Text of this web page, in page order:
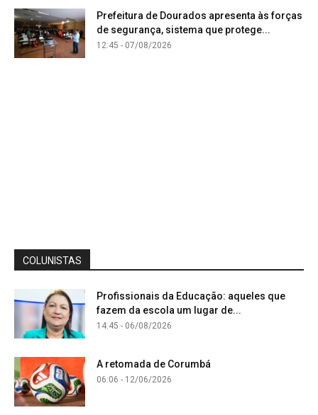
Prefeitura de Dourados apresenta às forças
de segurança, sistema que protege...
12:45 - 07/08/2026
COLUNISTAS
Profissionais da Educação: aqueles que
fazem da escola um lugar de...
14:45 - 06/08/2026
A retomada de Corumbá
06:06 - 12/06/2026